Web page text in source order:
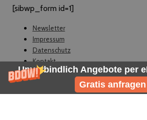
Unverbindlich Angebote per
Gratis anfragen
[sibwp_form id=1]
© EVELY 2026
Newsletter
Impressum
Datenschutz
Kontakt